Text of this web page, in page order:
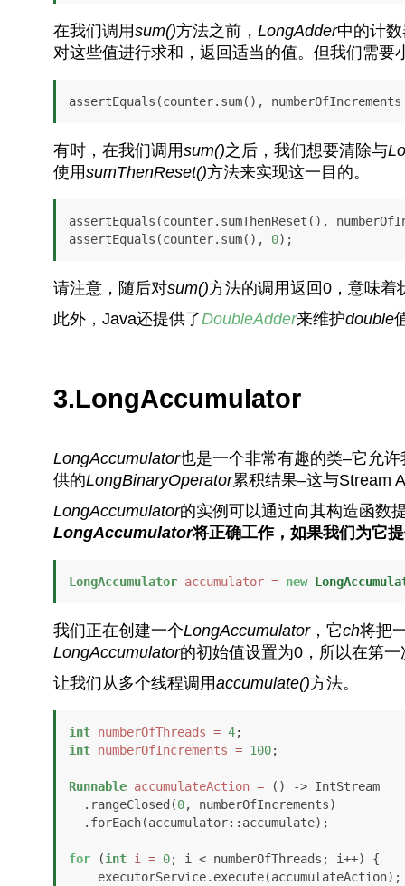
在我们调用sum()方法之前， LongAdder中的计
对这些值进行求和，返回适当的值。但我们需要
assertEquals(counter.sum(),
有时，在我们调用sum()之后，我们想要清除与
使用sumThenReset()方法来实现这一目的。
assertEquals(counter.sumThenReset(),
assertEquals(counter.sum(), 0);
请注意，随后对sum()方法的调用返回0，意味着
此外，Java还提供了DoubleAdder来维护double
3.LongAccumulator
LongAccumulator也是一个非常有趣的类–它允
供的LongBinaryOperator累积结果–这与Stream
LongAccumulator的实例可以通过向其构造函数
LongAccumulator将正确工作，如果我们为它
LongAccumulator accumulator = new
我们正在创建一个LongAccumulator，它ch将把
LongAccumulator的初始值设置为0，所以在第一
让我们从多个线程调用accumulate()方法。
int numberOfThreads = 4
int numberOfIncrements = 100;
Runnable accumulateAction = () -> IntStream
  .rangeClosed(
0, numberOfIncrements)
for (int i = 0; i < numberOfThreads; i++) {